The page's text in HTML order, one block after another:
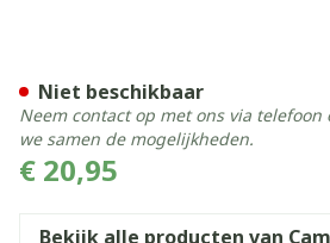
€ 20,95
Niet beschikbaar
Neem contact op met ons via
we samen de mogelijkheden.
Bekijk alle producten van